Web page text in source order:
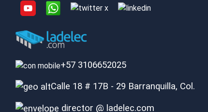
+57 3106652025
Calle 18 # 17B - 29 Barranquilla, Col.
director @ ladelec.com